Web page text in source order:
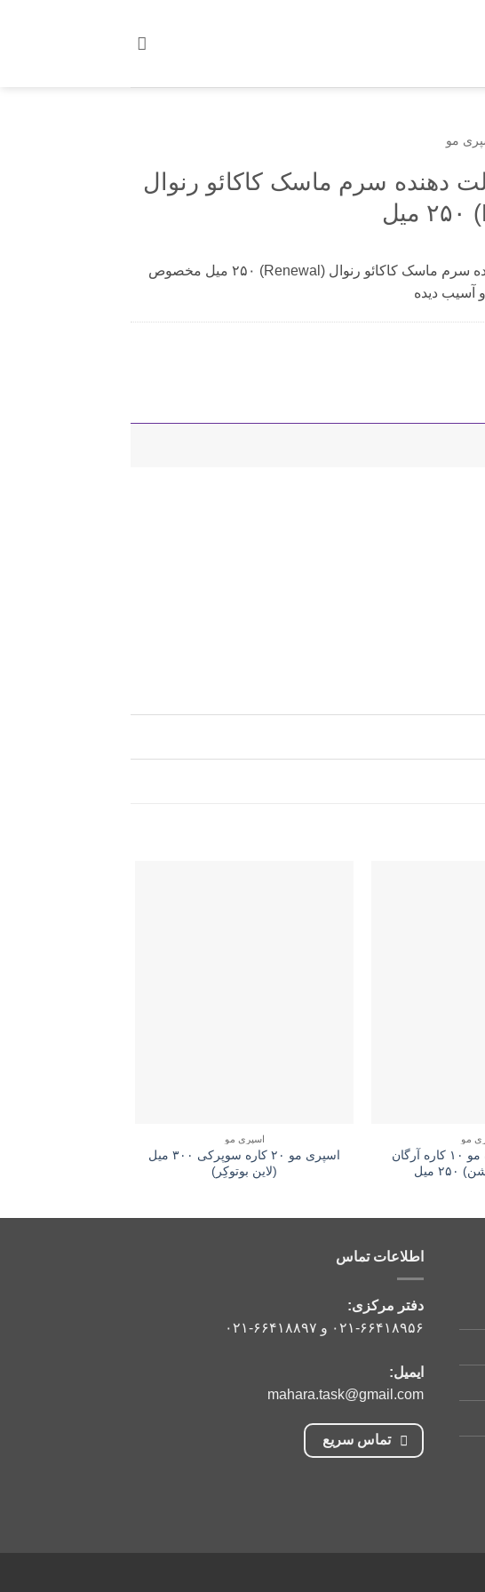
مو
دهنده سرم ماسک کاکائو رنوال
اسپری حالت دهنده سرم ماسک کاکائو رنوال (Renewal) ۲۵۰ میل مخصوص
آسیب دیده
مو
اسپری نرم کننده مو ۱۰ کاره آرگان
اسپری مو
اسپری مو ۲۰ کاره سوپرکی ۳۰۰ میل
(لاین بوتوکِر)
اطلاعات تماس
دفتر مرکزی:
۰۲۱-۶۶۴۱۸۹۵۶ و ۰۲۱-۶۶۴۱۸۸۹۷
ایمیل:
mahara.task@gmail.com
تماس سریع